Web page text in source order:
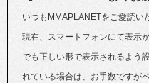
いつもMMAPLANETをご愛読い
現在、スマートフォンにて表示
でも正しい形で表示されるよう
れている場合は、お手数ですが